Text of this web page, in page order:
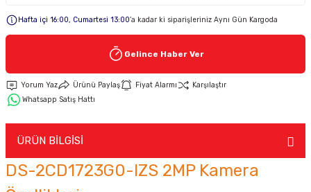
Keypad-Tuş Takımı Ürünler
Hafta içi 16:00, Cumartesi 13:00’a kadar ki siparişleriniz Aynı Gün Kargoda
Gelince Haber Ver
Yorum Yaz Ürünü Paylaş Fiyat Alarmı
Karşılaştır
Whatsapp Satış Hattı
ÜRÜN BİLGİSİ
DS-2CD1723G0-IZS 2MP Kamera